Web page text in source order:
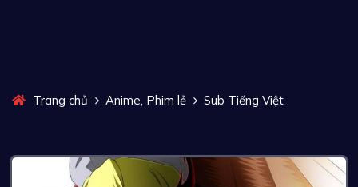
Trang chủ Anime, Phim lẻ Sub Tiếng Việt